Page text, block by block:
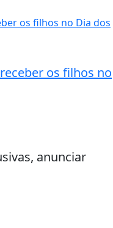
os filhos no
anunciar